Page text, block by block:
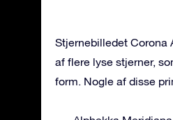
Stjernebilledet Corona
af flere lyse stjerner,
form. Nogle af disse